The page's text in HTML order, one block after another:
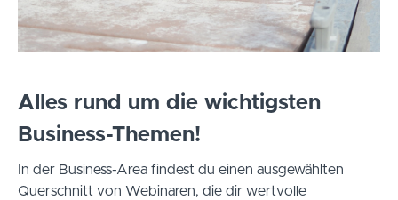
Alles rund um die wichtigsten
Business-Themen!
In der Business-Area findest du einen ausgewählten
Querschnitt von Webinaren, die dir wertvolle